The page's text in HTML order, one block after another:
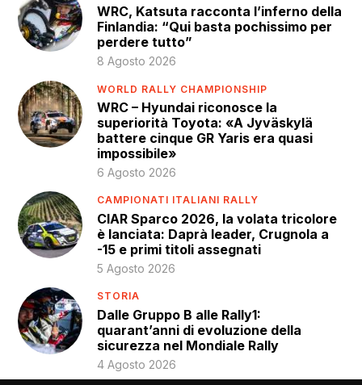
WRC, Katsuta racconta l’inferno della
Finlandia: “Qui basta pochissimo per
perdere tutto”
8 Agosto 2026
WORLD RALLY CHAMPIONSHIP
WRC – Hyundai riconosce la
superiorità Toyota: «A Jyväskylä
battere cinque GR Yaris era quasi
impossibile»
6 Agosto 2026
CAMPIONATI ITALIANI RALLY
CIAR Sparco 2026, la volata tricolore
è lanciata: Daprà leader, Crugnola a
-15 e primi titoli assegnati
5 Agosto 2026
STORIA
Dalle Gruppo B alle Rally1:
quarant’anni di evoluzione della
sicurezza nel Mondiale Rally
4 Agosto 2026